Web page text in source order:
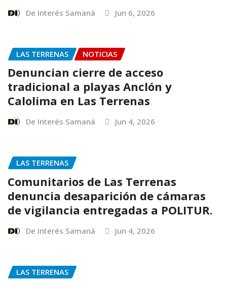
De Interés Samaná Jun 6, 2026
LAS TERRENAS NOTICIAS
Denuncian cierre de acceso
tradicional a playas Anclón y
Calolima en Las Terrenas
De Interés Samaná Jun 4, 2026
LAS TERRENAS
Comunitarios de Las Terrenas
denuncia desaparición de cámaras
de vigilancia entregadas a POLITUR.
De Interés Samaná Jun 4, 2026
LAS TERRENAS